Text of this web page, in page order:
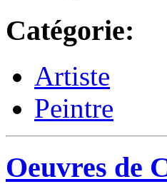
Catégorie:
Artiste
Peintre
Oeuvres de